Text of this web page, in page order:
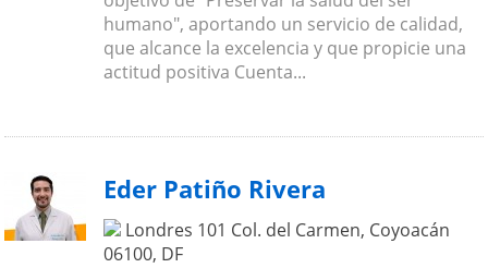
humano", aportando un servicio de calidad,
que alcance la excelencia y que propicie una
actitud positiva Cuenta...
Eder Patiño Rivera
Londres 101 Col. del Carmen, Coyoacán
06100, DF